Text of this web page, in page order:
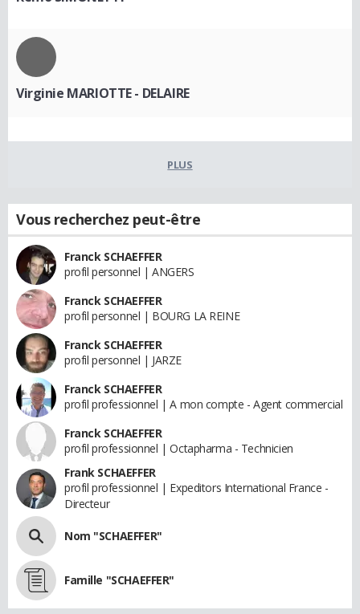
Virginie MARIOTTE - DELAIRE
PLUS
Vous recherchez peut-être
Franck SCHAEFFER
profil personnel | ANGERS
Franck SCHAEFFER
profil personnel | BOURG LA REINE
Franck SCHAEFFER
profil personnel | JARZE
Franck SCHAEFFER
profil professionnel | A mon compte - Agent commercial
Franck SCHAEFFER
profil professionnel | Octapharma - Technicien
Frank SCHAEFFER
profil professionnel | Expeditors International France -
Directeur
Nom "SCHAEFFER"
Famille "SCHAEFFER"